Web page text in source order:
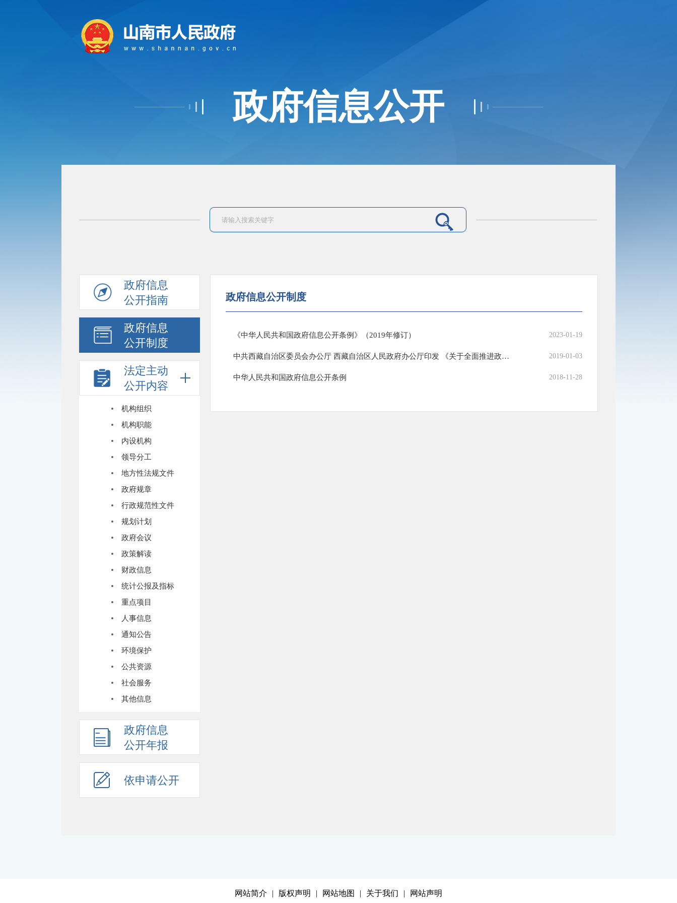
政府信息公开
政府信息
公开指南
政府信息
公开制度
法定主动
公开内容
机构组织
机构职能
内设机构
领导分工
地方性法规文件
政府规章
行政规范性文件
规划计划
政府会议
政策解读
财政信息
统计公报及指标
重点项目
人事信息
通知公告
环境保护
公共资源
社会服务
其他信息
政府信息
公开年报
依申请公开
政府信息公开制度
《中华人民共和国政府信息公开条例》（2019年修订） 2023-01-19
中共西藏自治区委员会办公厅 西藏自治区人民政府办公厅印发 《关于全面推进政务公开工作的实施意见》的通知 2019-01-03
中华人民共和国政府信息公开条例 2018-11-28
网站简介 | 版权声明 | 网站地图 | 关于我们 | 网站声明